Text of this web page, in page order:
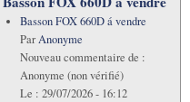
Basson FOX 660D á vendre
ParAnonyme
Nouveau commentaire de :
Anonyme (non vérifié)
Le : 29/07/2026 - 16:12